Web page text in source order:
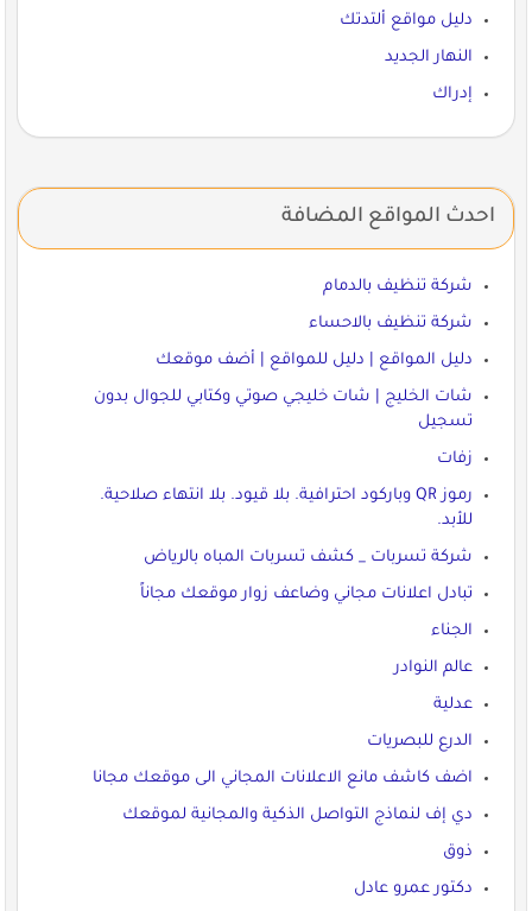
دليل مواقع ألتدتك
النهار الجديد
إدراك
احدث المواقع المضافة
شركة تنظيف بالدمام
شركة تنظيف بالاحساء
دليل المواقع | دليل للمواقع | أضف موقعك
شات الخليج | شات خليجي صوتي وكتابي للجوال بدون
تسجيل
زفات
رموز QR وباركود احترافية. بلا قيود. بلا انتهاء صلاحية.
للأبد.
شركة تسربات _ كشف تسربات المباه بالرياض
تبادل اعلانات مجاني وضاعف زوار موقعك مجاناً
الجناء
عالم النوادر
عدلية
الدرع للبصريات
اضف كاشف مانع الاعلانات المجاني الى موقعك مجانا
دي إف لنماذج التواصل الذكية والمجانية لموقعك
ذوق
دكتور عمرو عادل